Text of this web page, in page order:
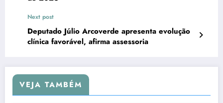
Next post
Deputado Júlio Arcoverde apresenta evolução
clínica favorável, afirma assessoria
VEJA TAMBÉM